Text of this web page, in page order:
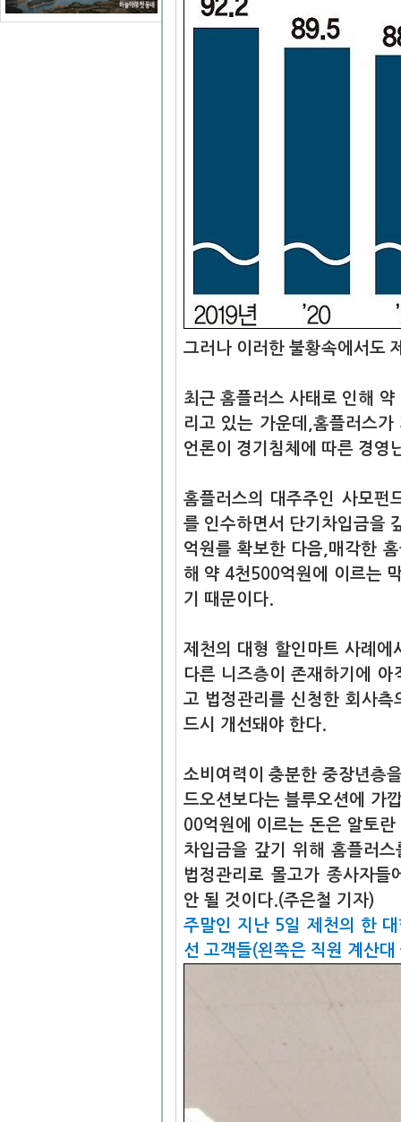
그러나 이러한 불황속에서도
최근 홈플러스 사태로 인해
리고 있는 가운데,홈플러스
언론이 경기침체에 따른 경영
홈플러스의 대주주인 사모펀
를 인수하면서 단기차입금을
억원를 확보한 다음,매각한
해 약 4천500억원에 이르는
기 때문이다.
제천의 대형 할인마트 사례
다른 니즈층이 존재하기에
고 법정관리를 신청한 회사
드시 개선돼야 한다.
소비여력이 충분한 중장년층
드오션보다는 블루오션에 가
00억원에 이르는 돈은 알토
차입금을 갚기 위해 홈플러
법정관리로 몰고가 종사자
안 될 것이다.(주은철 기자)
주말인 지난 5일 제천의 한
선 고객들(왼쪽은 직원 계산